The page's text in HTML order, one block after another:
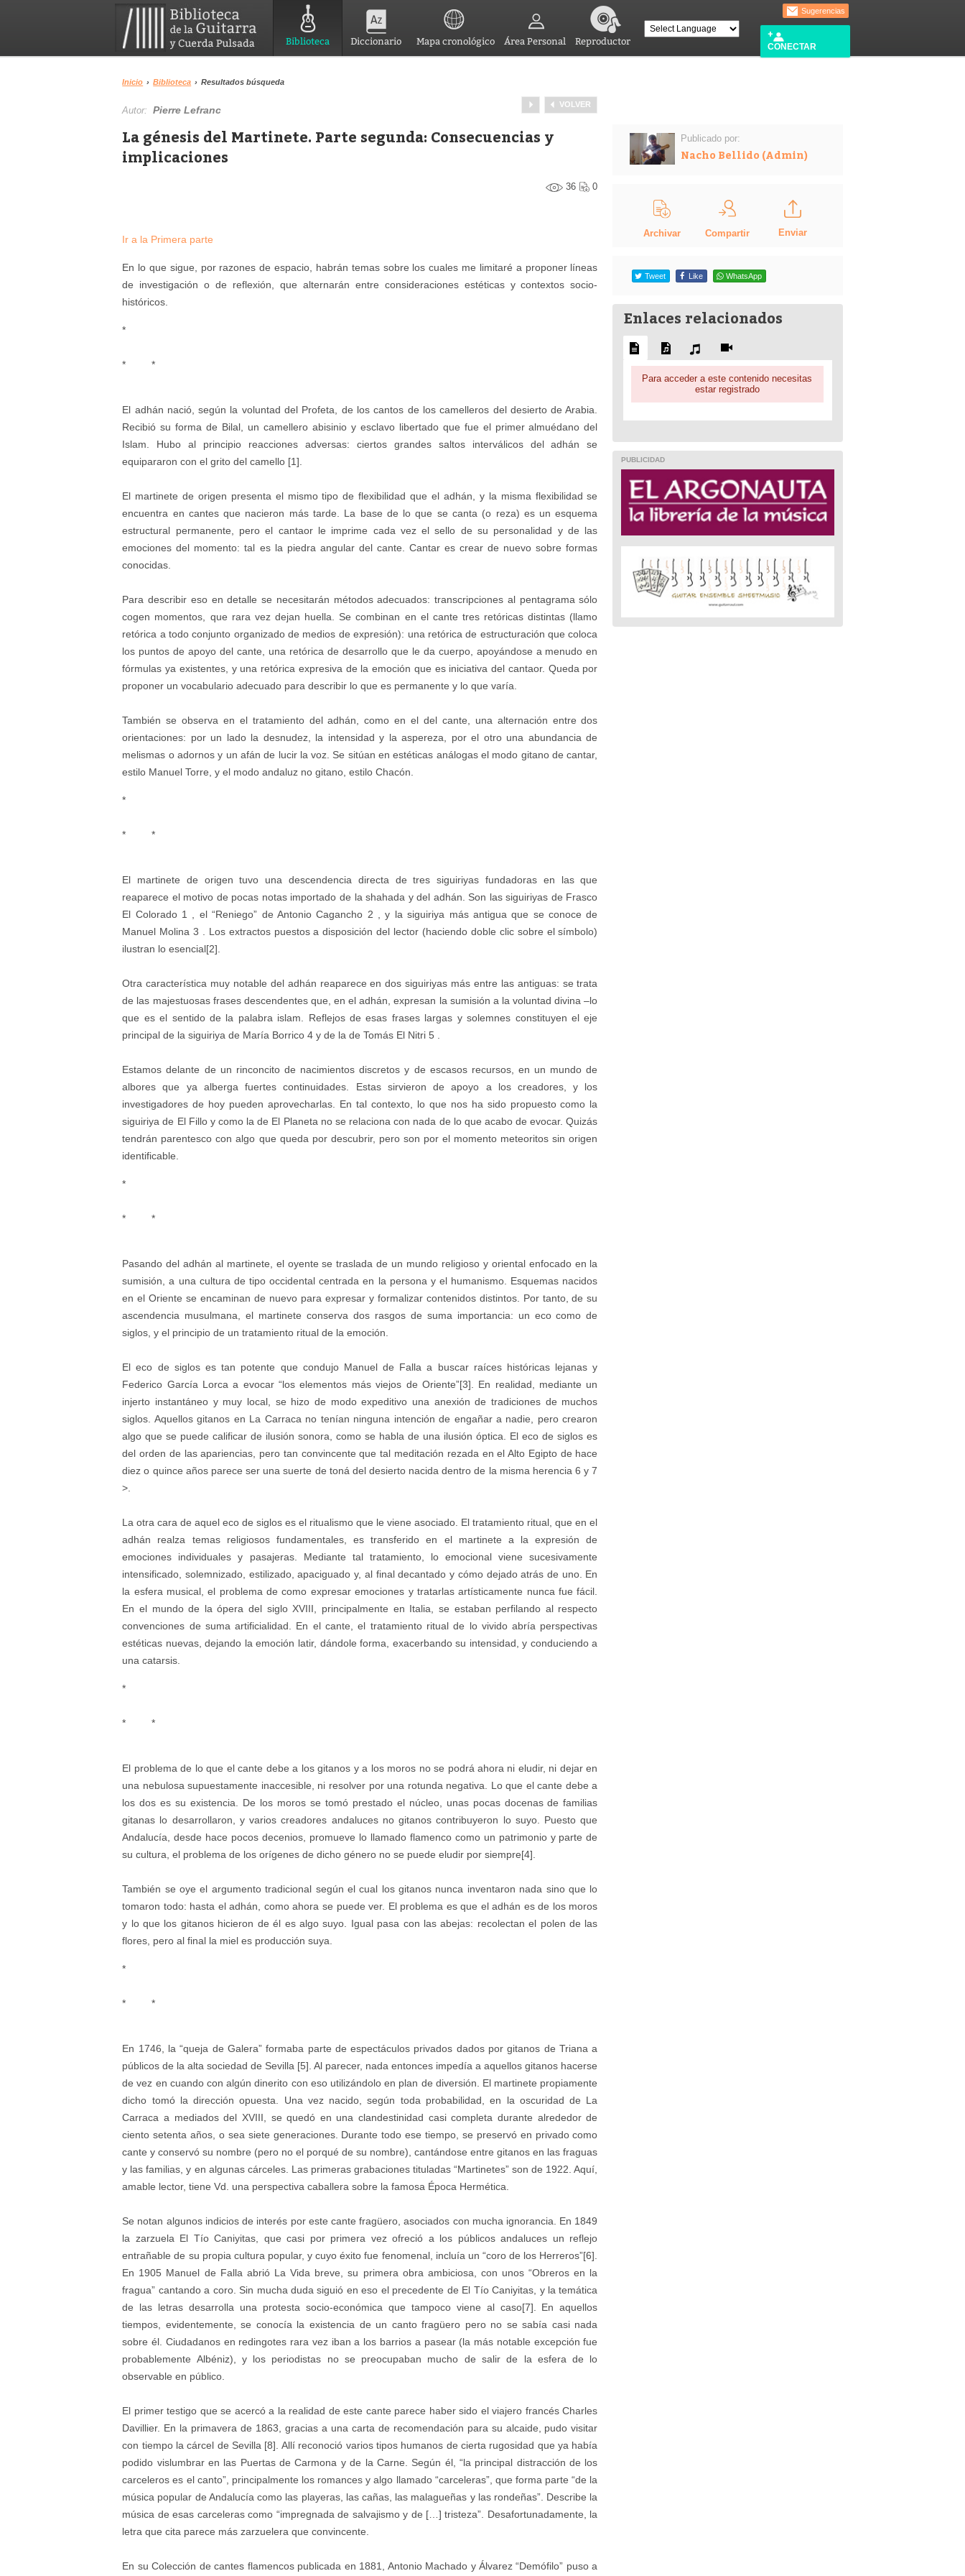
Biblioteca Diccionario Mapa cronológico Área Personal Reproductor
Sugerencias
CONECTAR
Inicio › Biblioteca › Resultados búsqueda
VOLVER
Autor:Pierre Lefranc
La génesis del Martinete. Parte segunda: Consecuencias y
implicaciones
36 0
Ir a la Primera parte
En lo que sigue, por razones de espacio, habrán temas sobre los cuales me limitaré a proponer líneas
de investigación o de reflexión, que alternarán entre consideraciones estéticas y contextos socio-
históricos.
*
* *
El adhán nació, según la voluntad del Profeta, de los cantos de los camelleros del desierto de Arabia.
Recibió su forma de Bilal, un camellero abisinio y esclavo libertado que fue el primer almuédano del
Islam. Hubo al principio reacciones adversas: ciertos grandes saltos interválicos del adhán se
equipararon con el grito del camello [1].
El martinete de origen presenta el mismo tipo de flexibilidad que el adhán, y la misma flexibilidad se
encuentra en cantes que nacieron más tarde. La base de lo que se canta (o reza) es un esquema
estructural permanente, pero el cantaor le imprime cada vez el sello de su personalidad y de las
emociones del momento: tal es la piedra angular del cante. Cantar es crear de nuevo sobre formas
conocidas.
Para describir eso en detalle se necesitarán métodos adecuados: transcripciones al pentagrama sólo
cogen momentos, que rara vez dejan huella. Se combinan en el cante tres retóricas distintas (llamo
retórica a todo conjunto organizado de medios de expresión): una retórica de estructuración que coloca
los puntos de apoyo del cante, una retórica de desarrollo que le da cuerpo, apoyándose a menudo en
fórmulas ya existentes, y una retórica expresiva de la emoción que es iniciativa del cantaor. Queda por
proponer un vocabulario adecuado para describir lo que es permanente y lo que varía.
También se observa en el tratamiento del adhán, como en el del cante, una alternación entre dos
orientaciones: por un lado la desnudez, la intensidad y la aspereza, por el otro una abundancia de
melismas o adornos y un afán de lucir la voz. Se sitúan en estéticas análogas el modo gitano de cantar,
estilo Manuel Torre, y el modo andaluz no gitano, estilo Chacón.
*
* *
El martinete de origen tuvo una descendencia directa de tres siguiriyas fundadoras en las que
reaparece el motivo de pocas notas importado de la shahada y del adhán. Son las siguiriyas de Frasco
El Colorado 1 , el “Reniego” de Antonio Cagancho 2 , y la siguiriya más antigua que se conoce de
Manuel Molina 3 . Los extractos puestos a disposición del lector (haciendo doble clic sobre el símbolo)
ilustran lo esencial[2].
Otra característica muy notable del adhán reaparece en dos siguiriyas más entre las antiguas: se trata
de las majestuosas frases descendentes que, en el adhán, expresan la sumisión a la voluntad divina –lo
que es el sentido de la palabra islam. Reflejos de esas frases largas y solemnes constituyen el eje
principal de la siguiriya de María Borrico 4 y de la de Tomás El Nitri 5 .
Estamos delante de un rinconcito de nacimientos discretos y de escasos recursos, en un mundo de
albores que ya alberga fuertes continuidades. Estas sirvieron de apoyo a los creadores, y los
investigadores de hoy pueden aprovecharlas. En tal contexto, lo que nos ha sido propuesto como la
siguiriya de El Fillo y como la de El Planeta no se relaciona con nada de lo que acabo de evocar. Quizás
tendrán parentesco con algo que queda por descubrir, pero son por el momento meteoritos sin origen
identificable.
*
* *
Pasando del adhán al martinete, el oyente se traslada de un mundo religioso y oriental enfocado en la
sumisión, a una cultura de tipo occidental centrada en la persona y el humanismo. Esquemas nacidos
en el Oriente se encaminan de nuevo para expresar y formalizar contenidos distintos. Por tanto, de su
ascendencia musulmana, el martinete conserva dos rasgos de suma importancia: un eco como de
siglos, y el principio de un tratamiento ritual de la emoción.
El eco de siglos es tan potente que condujo Manuel de Falla a buscar raíces históricas lejanas y
Federico García Lorca a evocar “los elementos más viejos de Oriente”[3]. En realidad, mediante un
injerto instantáneo y muy local, se hizo de modo expeditivo una anexión de tradiciones de muchos
siglos. Aquellos gitanos en La Carraca no tenían ninguna intención de engañar a nadie, pero crearon
algo que se puede calificar de ilusión sonora, como se habla de una ilusión óptica. El eco de siglos es
del orden de las apariencias, pero tan convincente que tal meditación rezada en el Alto Egipto de hace
diez o quince años parece ser una suerte de toná del desierto nacida dentro de la misma herencia 6 y 7
>.
La otra cara de aquel eco de siglos es el ritualismo que le viene asociado. El tratamiento ritual, que en el
adhán realza temas religiosos fundamentales, es transferido en el martinete a la expresión de
emociones individuales y pasajeras. Mediante tal tratamiento, lo emocional viene sucesivamente
intensificado, solemnizado, estilizado, apaciguado y, al final decantado y cómo dejado atrás de uno. En
la esfera musical, el problema de como expresar emociones y tratarlas artísticamente nunca fue fácil.
En el mundo de la ópera del siglo XVIII, principalmente en Italia, se estaban perfilando al respecto
convenciones de suma artificialidad. En el cante, el tratamiento ritual de lo vivido abría perspectivas
estéticas nuevas, dejando la emoción latir, dándole forma, exacerbando su intensidad, y conduciendo a
una catarsis.
*
* *
El problema de lo que el cante debe a los gitanos y a los moros no se podrá ahora ni eludir, ni dejar en
una nebulosa supuestamente inaccesible, ni resolver por una rotunda negativa. Lo que el cante debe a
los dos es su existencia. De los moros se tomó prestado el núcleo, unas pocas docenas de familias
gitanas lo desarrollaron, y varios creadores andaluces no gitanos contribuyeron lo suyo. Puesto que
Andalucía, desde hace pocos decenios, promueve lo llamado flamenco como un patrimonio y parte de
su cultura, el problema de los orígenes de dicho género no se puede eludir por siempre[4].
También se oye el argumento tradicional según el cual los gitanos nunca inventaron nada sino que lo
tomaron todo: hasta el adhán, como ahora se puede ver. El problema es que el adhán es de los moros
y lo que los gitanos hicieron de él es algo suyo. Igual pasa con las abejas: recolectan el polen de las
flores, pero al final la miel es producción suya.
*
* *
En 1746, la “queja de Galera” formaba parte de espectáculos privados dados por gitanos de Triana a
públicos de la alta sociedad de Sevilla [5]. Al parecer, nada entonces impedía a aquellos gitanos hacerse
de vez en cuando con algún dinerito con eso utilizándolo en plan de diversión. El martinete propiamente
dicho tomó la dirección opuesta. Una vez nacido, según toda probabilidad, en la oscuridad de La
Carraca a mediados del XVIII, se quedó en una clandestinidad casi completa durante alrededor de
ciento setenta años, o sea siete generaciones. Durante todo ese tiempo, se preservó en privado como
cante y conservó su nombre (pero no el porqué de su nombre), cantándose entre gitanos en las fraguas
y las familias, y en algunas cárceles. Las primeras grabaciones tituladas “Martinetes” son de 1922. Aquí,
amable lector, tiene Vd. una perspectiva caballera sobre la famosa Época Hermética.
Se notan algunos indicios de interés por este cante fragüero, asociados con mucha ignorancia. En 1849
la zarzuela El Tío Caniyitas, que casi por primera vez ofreció a los públicos andaluces un reflejo
entrañable de su propia cultura popular, y cuyo éxito fue fenomenal, incluía un “coro de los Herreros”[6].
En 1905 Manuel de Falla abrió La Vida breve, su primera obra ambiciosa, con unos “Obreros en la
fragua” cantando a coro. Sin mucha duda siguió en eso el precedente de El Tío Caniyitas, y la temática
de las letras desarrolla una protesta socio-económica que tampoco viene al caso[7]. En aquellos
tiempos, evidentemente, se conocía la existencia de un canto fragüero pero no se sabía casi nada
sobre él. Ciudadanos en redingotes rara vez iban a los barrios a pasear (la más notable excepción fue
probablemente Albéniz), y los periodistas no se preocupaban mucho de salir de la esfera de lo
observable en público.
El primer testigo que se acercó a la realidad de este cante parece haber sido el viajero francés Charles
Davillier. En la primavera de 1863, gracias a una carta de recomendación para su alcaide, pudo visitar
con tiempo la cárcel de Sevilla [8]. Allí reconoció varios tipos humanos de cierta rugosidad que ya había
podido vislumbrar en las Puertas de Carmona y de la Carne. Según él, “la principal distracción de los
carceleros es el canto”, principalmente los romances y algo llamado “carceleras”, que forma parte “de la
música popular de Andalucía como las playeras, las cañas, las malagueñas y las rondeñas”. Describe la
música de esas carceleras como “impregnada de salvajismo y de […] tristeza”. Desafortunadamente, la
letra que cita parece más zarzuelera que convincente.
En su Colección de cantes flamencos publicada en 1881, Antonio Machado y Álvarez “Demófilo” puso a
Publicado por:
Nacho Bellido (Admin)
Archivar Compartir Enviar
Tweet Like WhatsApp
Enlaces relacionados
Para acceder a este contenido necesitas
estar registrado
PUBLICIDAD